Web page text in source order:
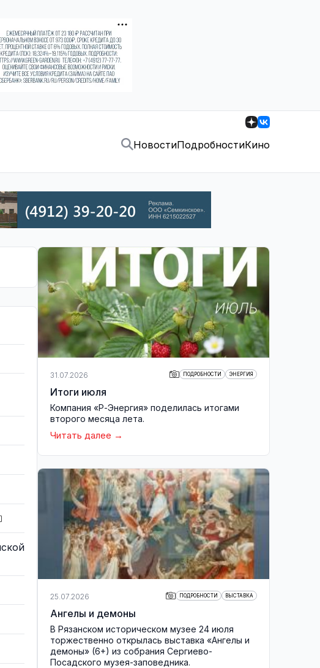
НовостиПодробностиКино
31.07.2026 ПОДРОБНОСТИ ЭНЕРГИЯ
Итоги июля
Компания «Р-Энергия» поделилась итогами
второго месяца лета.
Читать далее
25.07.2026 ПОДРОБНОСТИ ВЫСТАВКА
Ангелы и демоны
В Рязанском историческом музее 24 июля
торжественно открылась выставка «Ангелы и
демоны» (6+) из собрания Сергиево-
Посадского музея-заповедника.